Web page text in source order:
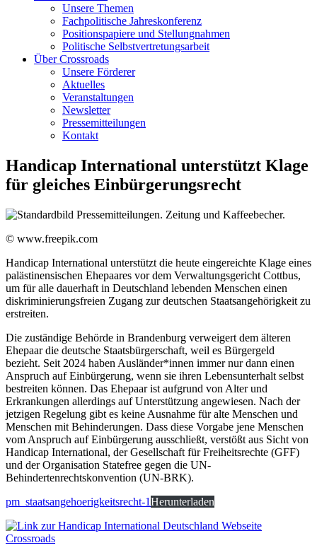
Unsere Themen
Fachpolitische Jahreskonferenz
Positionspapiere und Stellungnahmen
Politische Selbstvertretungsarbeit
Über Crossroads
Unsere Förderer
Aktuelles
Veranstaltungen
Newsletter
Pressemitteilungen
Kontakt
Handicap International unterstützt Klage
für gleiches Einbürgerungsrecht
© www.freepik.com
Handicap International unterstützt die heute eingereichte Klage eines
palästinensischen Ehepaares vor dem Verwaltungsgericht Cottbus,
um für alle dauerhaft in Deutschland lebenden Menschen einen
diskriminierungsfreien Zugang zur deutschen Staatsangehörigkeit zu
erstreiten.
Die zuständige Behörde in Brandenburg verweigert dem älteren
Ehepaar die deutsche Staatsbürgerschaft, weil es Bürgergeld
bezieht. Seit 2024 haben Ausländer*innen immer nur dann einen
Anspruch auf Einbürgerung, wenn sie ihren Lebensunterhalt selbst
bestreiten können. Das Ehepaar ist aufgrund von Alter und
Erkrankungen allerdings auf Unterstützung angewiesen. Nach der
jetzigen Regelung gibt es keine Ausnahme für alte Menschen und
Menschen mit Behinderungen. Dass diese Vorgabe jene Menschen
vom Anspruch auf Einbürgerung ausschließt, verstößt aus Sicht von
Handicap International, der Gesellschaft für Freiheitsrechte (GFF)
und der Organisation Statefree gegen die UN-
Behindertenrechtskonvention (UN-BRK).
pm_staatsangehoerigkeitsrecht-1Herunterladen
Crossroads